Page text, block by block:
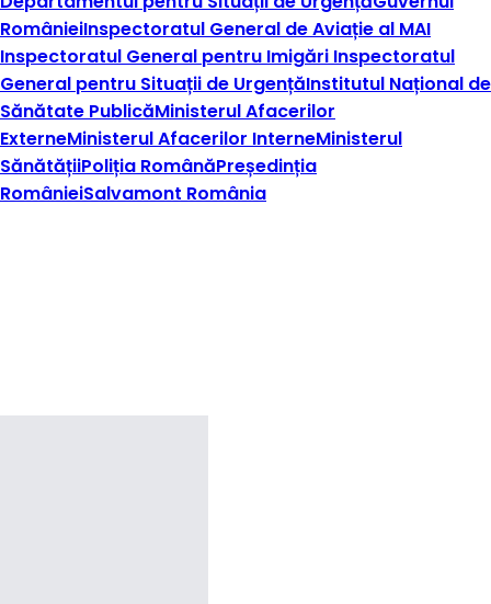
RomânieiInspectoratul General de Aviație al MAI
Inspectoratul General pentru Imigări Inspectoratul
General pentru Situații de UrgențăInstitutul Național de
Sănătate PublicăMinisterul Afacerilor
ExterneMinisterul Afacerilor InterneMinisterul
SănătățiiPoliția RomânăPreședinția
RomânieiSalvamont România